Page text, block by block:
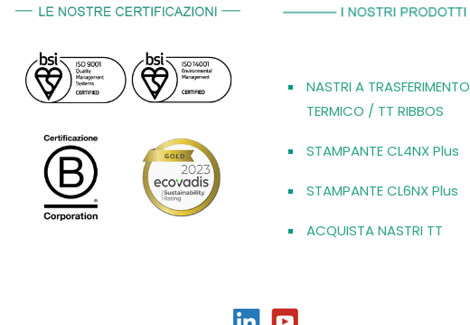
NASTRI A TRASFERIMENTO
TERMICO / TT RIBBOS
STAMPANTE CL4NX Plus
STAMPANTE CL6NX Plus
ACQUISTA NASTRI TT